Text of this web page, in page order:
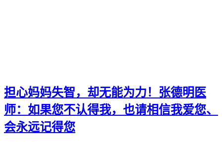
担心妈妈失智，却无能为力！张德明医
师：如果您不认得我，也请相信我爱您、
会永远记得您